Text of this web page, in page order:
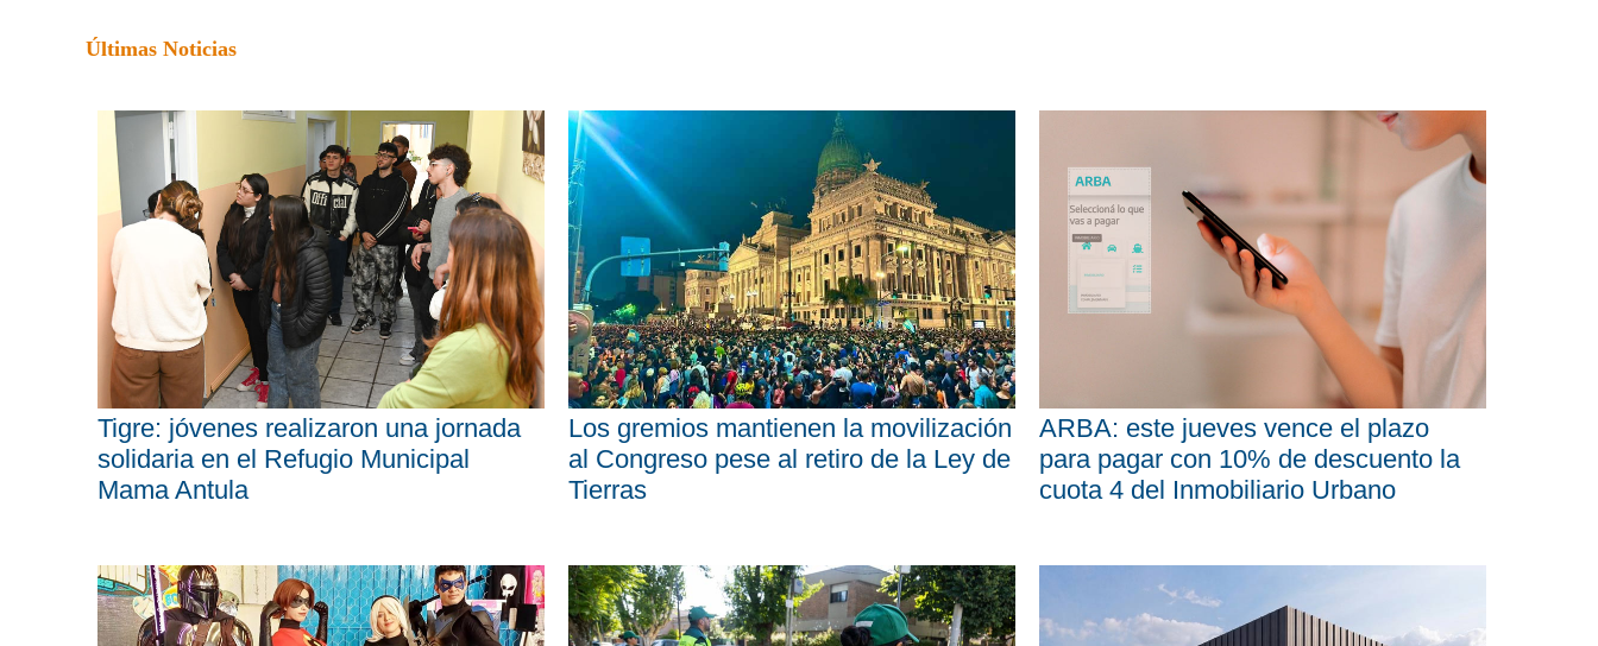
Últimas Noticias
Tigre: jóvenes realizaron una jornada
solidaria en el Refugio Municipal
Mama Antula
Los gremios mantienen la movilización
al Congreso pese al retiro de la Ley de
Tierras
ARBA: este jueves vence el plazo
para pagar con 10% de descuento la
cuota 4 del Inmobiliario Urbano